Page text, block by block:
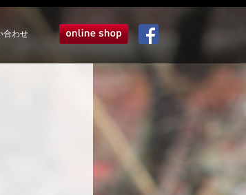
合わせ オンラインショップ